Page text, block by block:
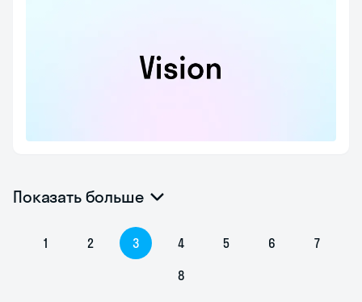
Показать больше
1 2 3 4 5 6
7
8